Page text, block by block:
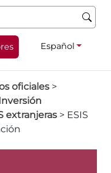
Español
oficiales >
extranjeras > ESIS